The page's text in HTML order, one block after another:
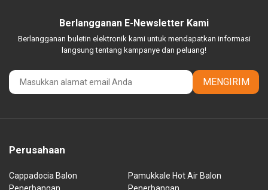
Berlangganan E-Newsletter Kami
Berlangganan buletin elektronik kami untuk mendapatkan informasi
langsung tentang kampanye dan peluang!
MENGIRIM
Perusahaan
Cappadocia Balon
Pamukkale Hot Air Balon